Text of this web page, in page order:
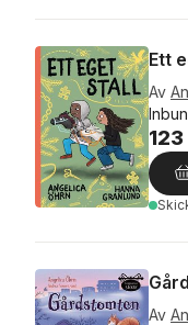
Ett
Av
Av